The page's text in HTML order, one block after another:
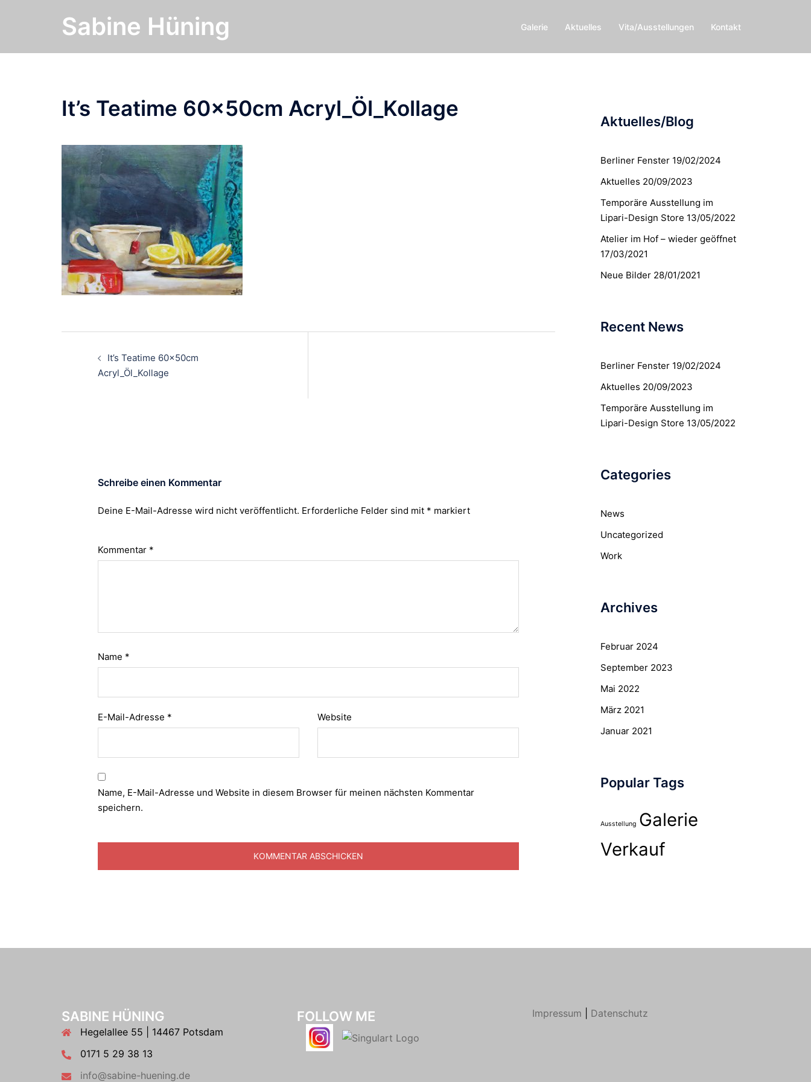
Sabine Hüning Galerie Aktuelles Vita/Ausstellungen Kontakt
It’s Teatime 60x50cm Acryl_Öl_Kollage
It’s Teatime 60x50cm
Acryl_Öl_Kollage
Schreibe einen Kommentar
Deine E-Mail-Adresse wird nicht veröffentlicht. Erforderliche Felder sind mit * markiert
Kommentar *
Name *
E-Mail-Adresse * Website
Name, E-Mail-Adresse und Website in diesem Browser für meinen nächsten Kommentar
speichern.
Aktuelles/Blog
Berliner Fenster 19/02/2024
Aktuelles 20/09/2023
Temporäre Ausstellung im
Lipari-Design Store 13/05/2022
Atelier im Hof – wieder geöffnet
17/03/2021
Neue Bilder 28/01/2021
Recent News
Berliner Fenster 19/02/2024
Aktuelles 20/09/2023
Temporäre Ausstellung im
Lipari-Design Store 13/05/2022
Categories
News
Uncategorized
Work
Archives
Februar 2024
September 2023
Mai 2022
März 2021
Januar 2021
Popular Tags
Ausstellung Galerie
Verkauf
SABINE HÜNING
Hegelallee 55 | 14467 Potsdam
0171 5 29 38 13
info@sabine-huening.de
FOLLOW ME Impressum Datenschutz